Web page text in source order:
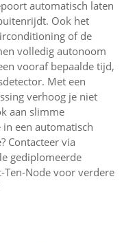
automatisch laten
Ook het
of de
volledig autonoom
vooraf bepaalde tijd,
Met een
verhoog je niet
aan slimme
in een automatisch
Contacteer via
gediplomeerde
Ten-Node voor verdere